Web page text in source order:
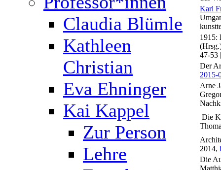
Claudia Blümle
Kathleen
Christian
Eva Ehninger
Kai Kappel
Zur Person
Lehre
Karl
1915:
47-53
Der
2015-
Arne
Die
2014,
Die